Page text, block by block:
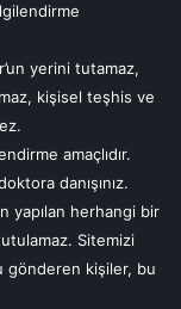
yerini tutamaz,
kişisel teşhis ve
amaçlıdır.
danışınız.
yapılan herhangi bir
Sitemizi
gönderen kişiler, bu